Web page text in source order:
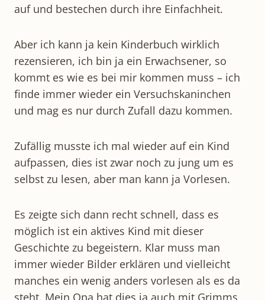
auf und bestechen durch ihre Einfachheit.
Aber ich kann ja kein Kinderbuch wirklich
rezensieren, ich bin ja ein Erwachsener, so
kommt es wie es bei mir kommen muss – ich
finde immer wieder ein Versuchskaninchen
und mag es nur durch Zufall dazu kommen.
Zufällig musste ich mal wieder auf ein Kind
aufpassen, dies ist zwar noch zu jung um es
selbst zu lesen, aber man kann ja Vorlesen.
Es zeigte sich dann recht schnell, dass es
möglich ist ein aktives Kind mit dieser
Geschichte zu begeistern. Klar muss man
immer wieder Bilder erklären und vielleicht
manches ein wenig anders vorlesen als es da
steht. Mein Opa hat dies ja auch mit Grimms